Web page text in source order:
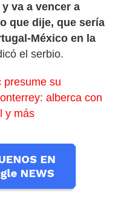
va a vencer a
que dije, que sería
México en la
el serbio.
presume su
alberca con
y más